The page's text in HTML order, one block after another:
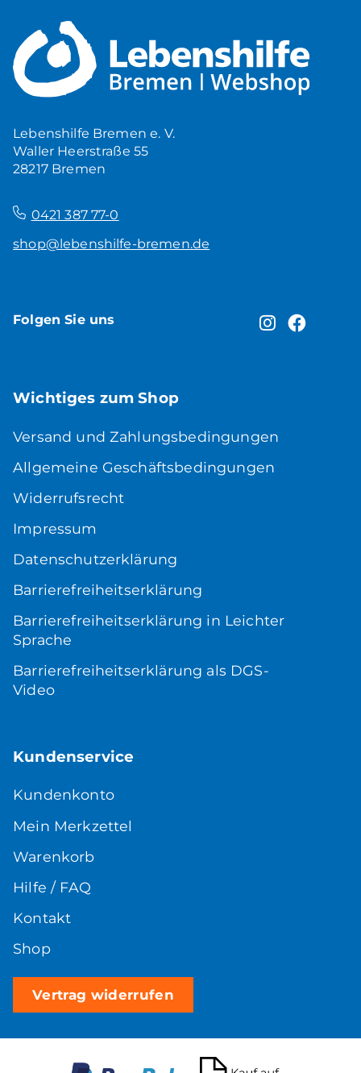
Lebenshilfe Bremen e. V.
Waller Heerstraße 55
28217 Bremen
0421 387 77-0
shop@lebenshilfe-bremen.de
Folgen Sie uns
Wichtiges zum Shop
Versand und Zahlungsbedingungen
Allgemeine Geschäftsbedingungen
Widerrufsrecht
Impressum
Datenschutzerklärung
Barrierefreiheitserklärung
Barrierefreiheitserklärung in Leichter
Sprache
Barrierefreiheitserklärung als DGS-
Video
Kundenservice
Kundenkonto
Mein Merkzettel
Warenkorb
Hilfe / FAQ
Kontakt
Shop
Vertrag widerrufen